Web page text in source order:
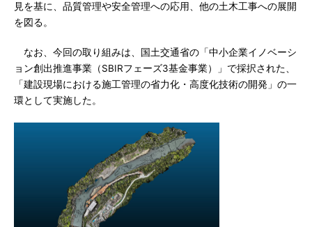
見を基に、品質管理や安全管理への応用、他の土木工事への展開
を図る。
なお、今回の取り組みは、国土交通省の「中小企業イノベーシ
ョン創出推進事業（SBIRフェーズ3基金事業）」で採択された、
「建設現場における施工管理の省力化・高度化技術の開発」の一
環として実施した。